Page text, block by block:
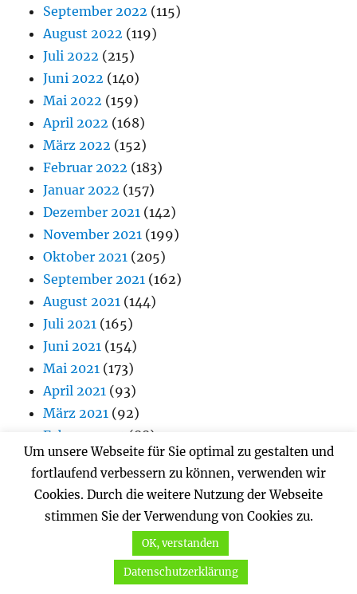
September 2022 (115)
August 2022 (119)
Juli 2022 (215)
Juni 2022 (140)
Mai 2022 (159)
April 2022 (168)
März 2022 (152)
Februar 2022 (183)
Januar 2022 (157)
Dezember 2021 (142)
November 2021 (199)
Oktober 2021 (205)
September 2021 (162)
August 2021 (144)
Juli 2021 (165)
Juni 2021 (154)
Mai 2021 (173)
April 2021 (93)
März 2021 (92)
Februar 2021
(88)
Januar 2021(82)
Dezember 2020(75)
November 2020 (44)
Oktober 2020(65)
September 2020(95)
(58)
Um unsere Webseite für Sie optimal zu gestalten und
fortlaufend verbessern zu können, verwenden wir
Cookies. Durch die weitere Nutzung der Webseite
stimmen Sie der Verwendung von Cookies zu.
OK, verstanden
Datenschutzerklärung